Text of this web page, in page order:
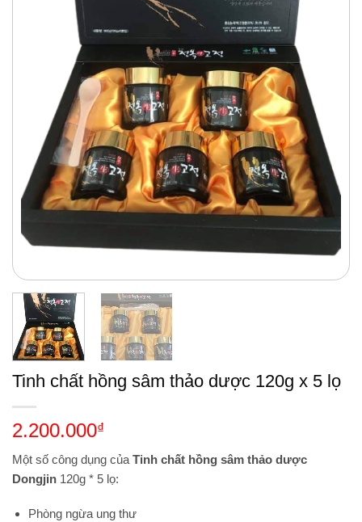
Tinh chất hồng sâm thảo dược 120g x 5 lọ
2.200.000₫
Một số công dụng của Tinh chất hồng sâm thảo dược
Dongjin 120g * 5 lọ:
Phòng ngừa ung thư